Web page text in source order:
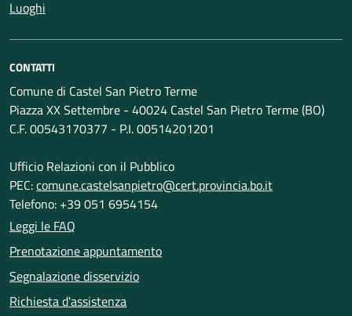
Luoghi
CONTATTI
Comune di Castel San Pietro Terme
Piazza XX Settembre - 40024 Castel San Pietro Terme (BO)
C.F. 00543170377 - P.I. 00514201201
Ufficio Relazioni con il Pubblico
PEC:comune.castelsanpietro@cert.provincia.bo.it
Telefono: +39 051 6954154
Leggi le FAQ
Prenotazione appuntamento
Segnalazione disservizio
Richiesta d'assistenza